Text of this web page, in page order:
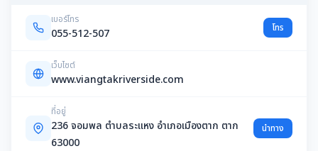
เบอร์โทร
055-512-507 โทร
เว็บไซต์
www.viangtakriverside.com
ที่อยู่
236 จอมพล ตำบลระแหง อำเภอเมืองตาก ตาก
63000
นำทาง